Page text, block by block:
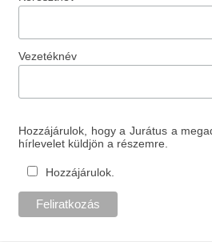
Vezetéknév
Hozzájárulok, hogy a Jurátus a
hírlevelet küldjön a részemre.
Hozzájárulok.